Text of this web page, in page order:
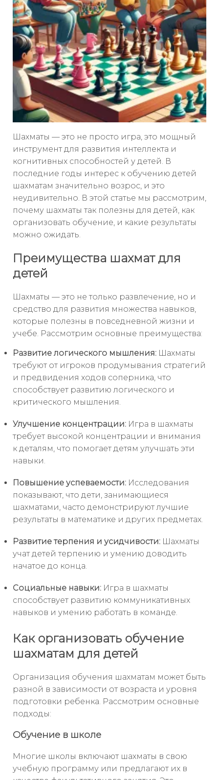
Шахматы — это не просто игра, это мощный
инструмент для развития интеллекта и
когнитивных способностей у детей. В
последние годы интерес к обучению детей
шахматам значительно возрос, и это
неудивительно. В этой статье мы рассмотрим,
почему шахматы так полезны для детей, как
организовать обучение, и какие результаты
можно ожидать.
Преимущества шахмат для
детей
Шахматы — это не только развлечение, но и
средство для развития множества навыков,
которые полезны в повседневной жизни и
учебе. Рассмотрим основные преимущества:
Развитие логического мышления: Шахматы
требуют от игроков продумывания стратегий
и предвидения ходов соперника, что
способствует развитию логического и
критического мышления.
Улучшение концентрации: Игра в шахматы
требует высокой концентрации и внимания
к деталям, что помогает детям улучшать эти
навыки.
Повышение успеваемости: Исследования
показывают, что дети, занимающиеся
шахматами, часто демонстрируют лучшие
результаты в математике и других предметах.
Развитие терпения и усидчивости: Шахматы
учат детей терпению и умению доводить
начатое до конца.
Социальные навыки: Игра в шахматы
способствует развитию коммуникативных
навыков и умению работать в команде.
Как организовать обучение
шахматам для детей
Организация обучения шахматам может быть
разной в зависимости от возраста и уровня
подготовки ребенка. Рассмотрим основные
подходы:
Обучение в школе
Многие школы включают шахматы в свою
учебную программу или предлагают их в